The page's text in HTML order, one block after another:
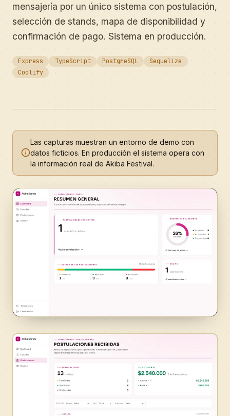
mensajería por un único sistema con postulación,
selección de stands, mapa de disponibilidad y
confirmación de pago. Sistema en producción.
Express TypeScript PostgreSQL
Sequelize
Coolify
Las capturas muestran un entorno de demo con
datos ficticios. En producción el sistema opera con
la información real de Akiba Festival.